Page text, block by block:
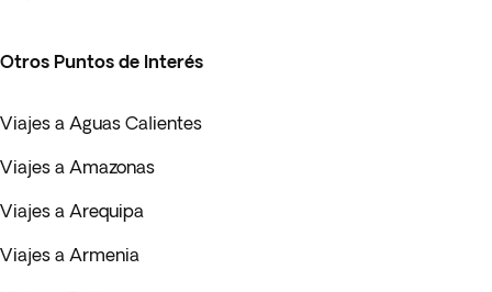
Otros Puntos de Interés
Viajes a Aguas Calientes
Viajes a Amazonas
Viajes a Arequipa
Viajes a Armenia